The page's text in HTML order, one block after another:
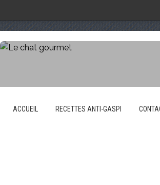
ACCUEIL RECETTES ANTI-GASPI